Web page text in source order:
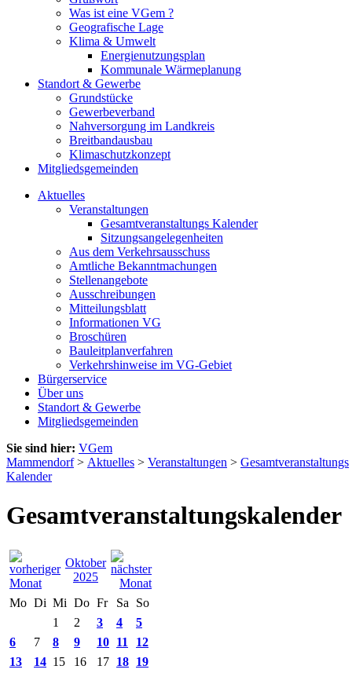
Was ist eine VGem ?
Geografische Lage
Klima & Umwelt
Energienutzungsplan
Kommunale Wärmeplanung
Standort & Gewerbe
Grundstücke
Gewerbeverband
Nahversorgung im Landkreis
Breitbandausbau
Klimaschutzkonzept
Mitgliedsgemeinden
Aktuelles
Veranstaltungen
Gesamtveranstaltungs Kalender
Sitzungsangelegenheiten
Aus dem Verkehrsausschuss
Amtliche Bekanntmachungen
Stellenangebote
Ausschreibungen
Mitteilungsblatt
Informationen VG
Broschüren
Bauleitplanverfahren
Verkehrshinweise im VG-Gebiet
Bürgerservice
Über uns
Standort & Gewerbe
Mitgliedsgemeinden
Sie sind hier: VGem
Mammendorf> Aktuelles > Veranstaltungen > Gesamtveranstaltungs
Kalender
Gesamtveranstaltungskalender
Oktober
2025
Mo Di Mi Do Fr Sa
So
1
2 3 4
5
6
7 8 9 10 11
12
13
14 15 16 17 18 19